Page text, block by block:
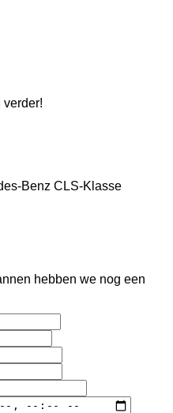
verder!
Benz CLS-Klasse
hebben we nog een